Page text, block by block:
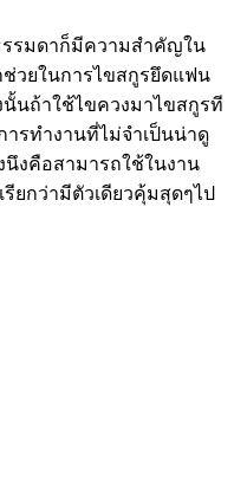
รรมดาก็มีความสำคัญใน
ช่วยในการไขสกูรยึดแฟน
นั้นถ้าใช้ไขควงมาไขสกูรที
ารทำงานที่ไม่จำเป็นน่าดู
งคือสามารถใช้ในงาน
รียกว่ามีตัวเดียวคุ้มสุดๆไป